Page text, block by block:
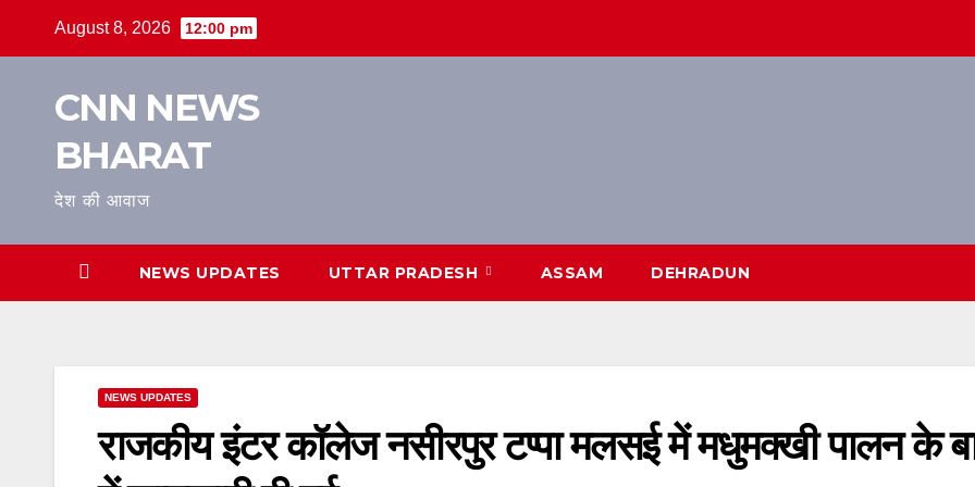
August 8, 2026 12:00 pm
CNN NEWS
BHARAT
देश की आवाज
NEWS UPDATES UTTAR PRADESH ASSAM DEHRADUN
NEWS UPDATES
राजकीय इंटर कॉलेज नसीरपुर टप्पा मलसई में मधुमक्खी पालन के